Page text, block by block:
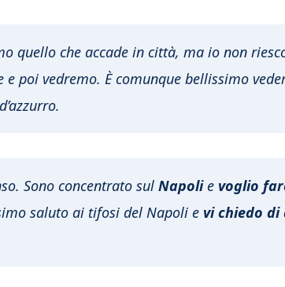
quello che accade in città, ma io non
e poi vedremo. È comunque bellissimo
Sono concentrato sul Napolie voglio
saluto ai tifosi del Napoli e vi chiedo